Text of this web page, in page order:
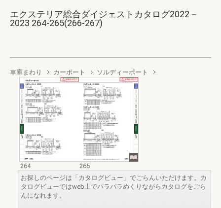
エクステリア総合ダイジェストカタログ2022－
2023 264-265(266-267)
車庫まわり カーポート ソルディーポート
264
265
お探しのページは「カタログビュー」でごらんいただけます。カ
タログビューではweb上でパラパラめくりながらカタログをごら
んになれます。